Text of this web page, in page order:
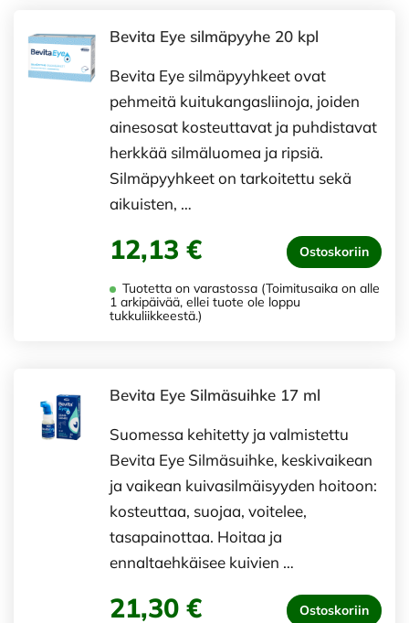
Bevita Eye silmäpyyhe 20 kpl
Bevita Eye silmäpyyhkeet ovat
pehmeitä kuitukangasliinoja, joiden
ainesosat kosteuttavat ja puhdistavat
herkkää silmäluomea ja ripsiä.
Silmäpyyhkeet on tarkoitettu sekä
aikuisten, …
12,13 € Ostoskoriin
Tuotetta on varastossa (Toimitusaika on alle
1 arkipäivää, ellei tuote ole loppu
tukkuliikkeestä.)
Bevita Eye Silmäsuihke 17 ml
Suomessa kehitetty ja valmistettu
Bevita Eye Silmäsuihke, keskivaikean
ja vaikean kuivasilmäisyyden hoitoon:
kosteuttaa, suojaa, voitelee,
tasapainottaa. Hoitaa ja
ennaltaehkäisee kuivien …
21,30 € Ostoskoriin